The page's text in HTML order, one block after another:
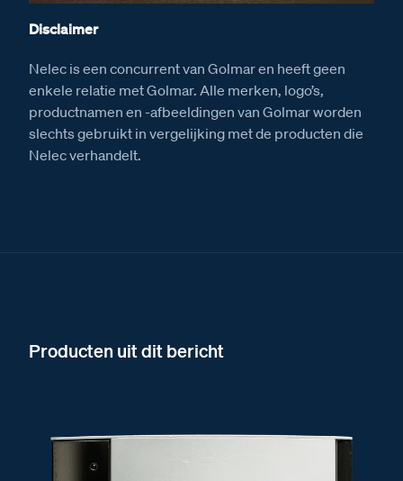
Disclaimer
Nelec is een concurrent van Golmar en heeft geen
enkele relatie met Golmar. Alle merken, logo’s,
productnamen en -afbeeldingen van Golmar worden
slechts gebruikt in vergelijking met de producten die
Nelec verhandelt.
Producten uit dit bericht